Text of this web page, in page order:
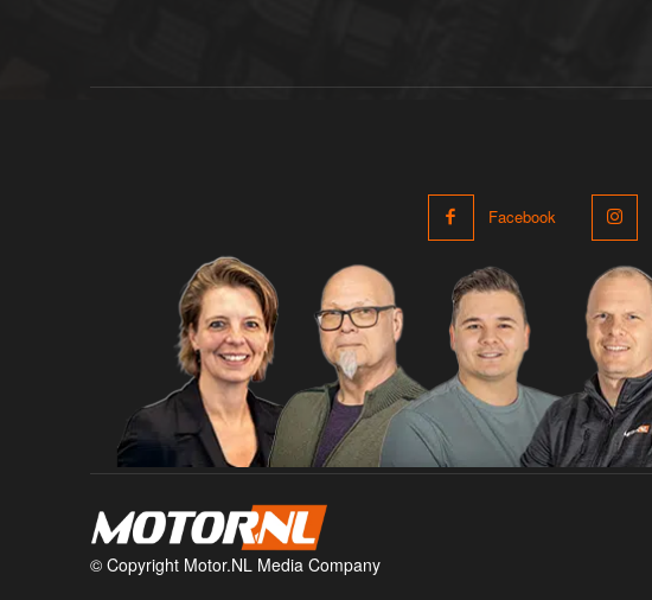
Facebook
© Copyright Motor.NL Media Company